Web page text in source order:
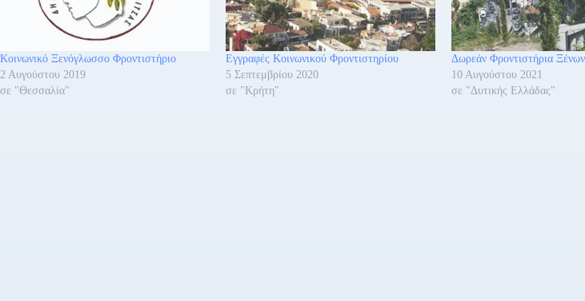
Κοινωνικό Ξενόγλωσσο Φροντιστήριο
2 Αυγούστου 2019
σε "Θεσσαλία"
Εγγραφές Κοινωνικού Φροντιστηρίου
5 Σεπτεμβρίου 2020
σε "Κρήτη"
Δωρεάν Φροντιστήρια
10 Αυγούστου 2021
σε "Δυτικής Ελλάδας"